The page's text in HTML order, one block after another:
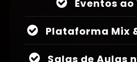
Eventos
Plataforma Mix
Salas de Aulas